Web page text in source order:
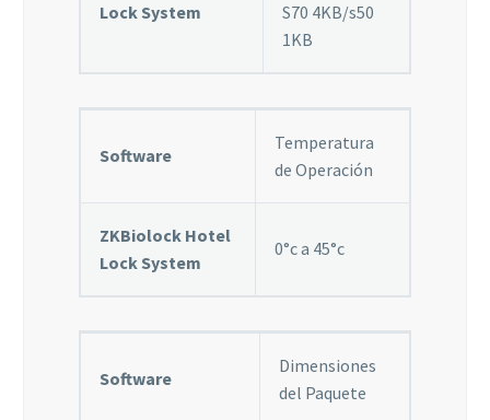
Lock System
S70 4KB/s50
1KB
Software
Temperatura
de Operación
ZKBiolock Hotel
Lock System
0°c a 45°c
Software
Dimensiones
del Paquete